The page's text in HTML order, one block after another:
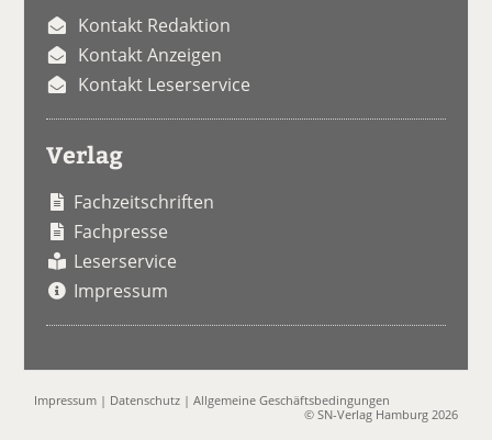
Kontakt Redaktion
Kontakt Anzeigen
Kontakt Leserservice
Verlag
Fachzeitschriften
Fachpresse
Leserservice
Impressum
Impressum | Datenschutz |Allgemeine Geschäftsbedingungen
© SN-Verlag Hamburg 2026